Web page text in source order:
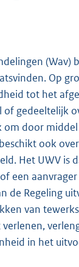
Op
tot het
of gedeeltelijk
door
ook
Het UWV is
een
de Regeling
van
in het